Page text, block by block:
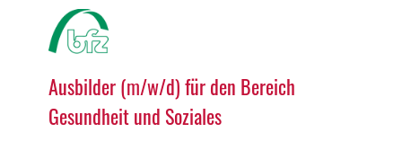
Ausbilder (m/w/d) für den Bereich
Gesundheit und Soziales